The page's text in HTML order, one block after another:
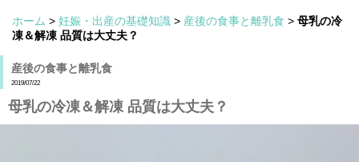
ホーム > 妊娠・出産の基礎知識 > 産後の食事と離乳食 > 母乳の冷
凍＆解凍 品質は大丈夫？
産後の食事と離乳食
2019/07/22
母乳の冷凍＆解凍 品質は大丈夫？